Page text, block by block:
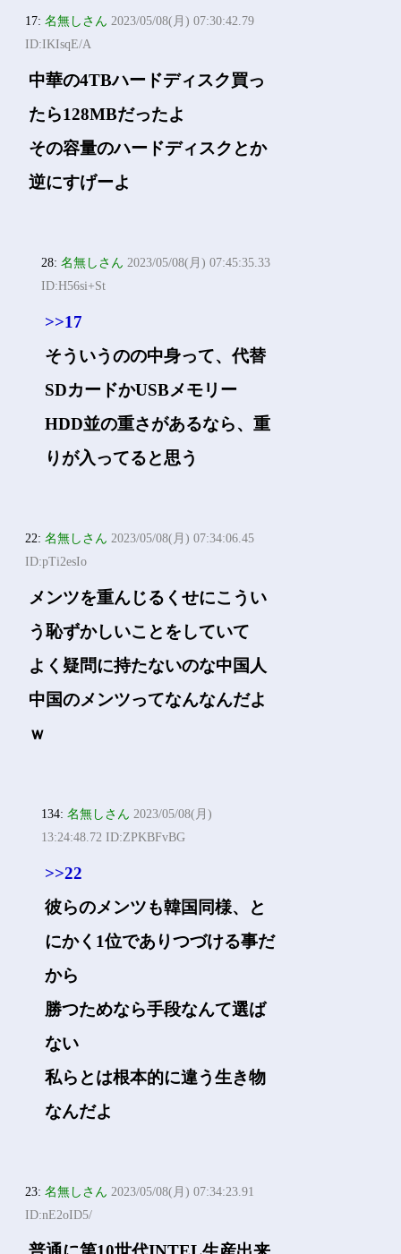
17:名無しさん 2023/05/08(月) 07:30:42.79
ID:IKIsqE/A
中華の4TBハードディスク買っ
たら128MBだったよ
その容量のハードディスクとか
逆にすげーよ
28:名無しさん 2023/05/08(月) 07:45:35.33
ID:H56si+St
>>17
そういうのの中身って、代替
SDカードかUSBメモリー
HDD並の重さがあるなら、重
りが入ってると思う
22:名無しさん 2023/05/08(月) 07:34:06.45
ID:pTi2esIo
メンツを重んじるくせにこうい
う恥ずかしいことをしていて
よく疑問に持たないのな中国人
中国のメンツってなんなんだよ
ｗ
134:名無しさん 2023/05/08(月)
13:24:48.72 ID:ZPKBFvBG
>>22
彼らのメンツも韓国同様、と
にかく1位でありつづける事だ
から
勝つためなら手段なんて選ば
ない
私らとは根本的に違う生き物
なんだよ
23:名無しさん 2023/05/08(月) 07:34:23.91
ID:nE2oID5/